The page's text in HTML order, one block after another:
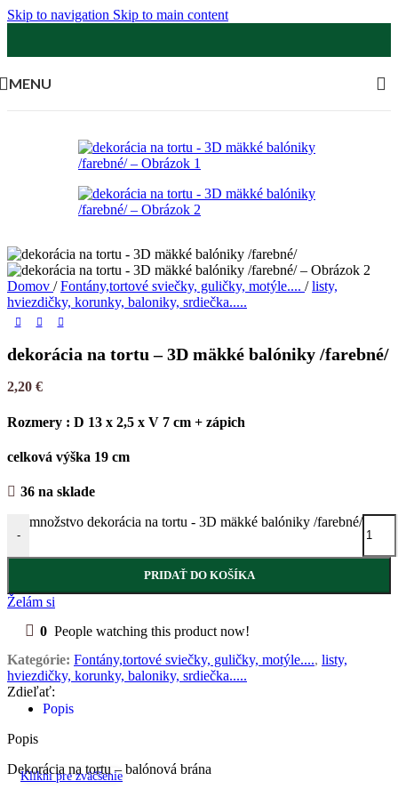
Skip to navigation Skip to main content
MENU
Klikni pre zväčšenie
Domov / Fontány,tortové sviečky, guličky, motýle.... / listy,
hviezdičky, korunky, baloniky, srdiečka.....
dekorácia na tortu – 3D mäkké balóniky /farebné/
2,20 €
Rozmery : D 13 x 2,5 x V 7 cm + zápich
celková výška 19 cm
36 na sklade
-
množstvo dekorácia na tortu - 3D mäkké balóniky /farebné/
PRIDAŤ DO KOŠÍKA
Želám si
0 People watching this product now!
Kategórie: Fontány,tortové sviečky, guličky, motýle...., listy,
hviezdičky, korunky, baloniky, srdiečka.....
Zdieľať:
Popis
Popis
Dekorácia na tortu – balónová brána